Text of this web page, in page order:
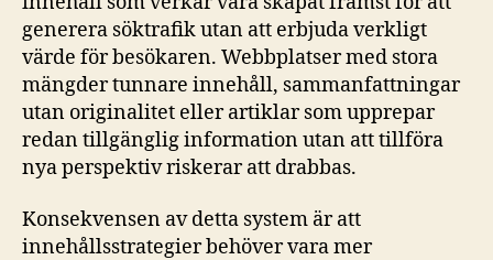
generera söktrafik utan att erbjuda verkligt
värde för besökaren. Webbplatser med stora
mängder tunnare innehåll, sammanfattningar
utan originalitet eller artiklar som upprepar
redan tillgänglig information utan att tillföra
nya perspektiv riskerar att drabbas.
Konsekvensen av detta system är att
innehållsstrategier behöver vara mer